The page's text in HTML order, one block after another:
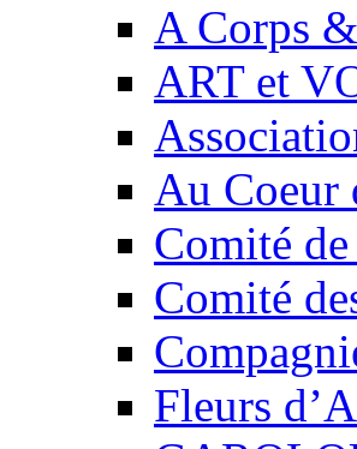
A Corps
ART et
Au Coeur
Comité
Comité
Fleurs